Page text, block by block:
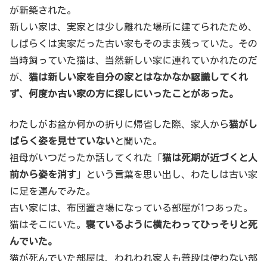
が新築された。
新しい家は、実家とは少し離れた場所に建てられたため、
しばらくは実家だった古い家もそのまま残っていた。その
当時飼っていた猫は、当然新しい家に連れていかれたのだ
が、 猫は新しい家を自分の家とはなかなか認識してくれ
ず、何度か古い家の方に探しにいったことがあった。
わたしがお盆か何かの折りに帰省した際、家人から猫がし
ばらく姿を見せていないと聞いた。
祖母がいつだったか話してくれた「猫は死期が近づくと人
前から姿を消す 」という言葉を思い出し、わたしは古い家
に足を運んでみた。
古い家には、布団置き場になっている部屋が1つあった。
猫はそこにいた。 寝ているように横たわってひっそりと死
んでいた。
猫が死んでいた部屋は、われわれ家人も普段は使わない部